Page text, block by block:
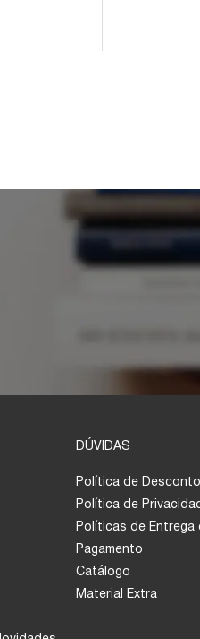
DÚVIDAS
Política de
Política de
Políticas de Entrega
Pagamento
Catálogo
Material Extra